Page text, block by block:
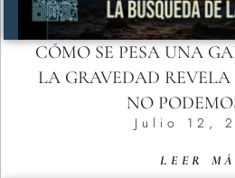
CÓMO SE PESA UNA
LA GRAVEDAD
NO
Julio 12,
LEER